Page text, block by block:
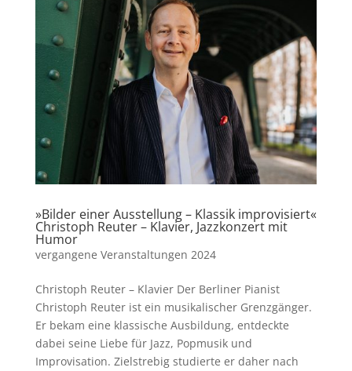
»Bilder einer Ausstellung – Klassik improvisiert«
Christoph Reuter – Klavier, Jazzkonzert mit
Humor
vergangene Veranstaltungen 2024
Christoph Reuter – Klavier Der Berliner Pianist
Christoph Reuter ist ein musikalischer Grenzgänger.
Er bekam eine klassische Ausbildung, entdeckte
dabei seine Liebe für Jazz, Popmusik und
Improvisation. Zielstrebig studierte er daher nach